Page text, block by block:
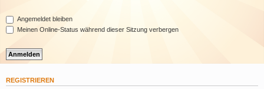
Angemeldet bleiben
Meinen Online-Status während dieser Sitzung verbergen
REGISTRIEREN